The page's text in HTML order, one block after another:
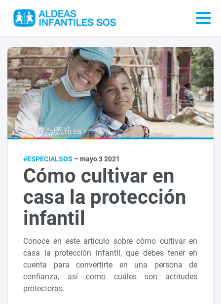
#ESPECIALSOS – mayo 3 2021
Cómo cultivar en
casa la protección
infantil
Conoce en este artículo sobre cómo cultivar en
casa la protección infantil, qué debes tener en
cuenta para convertirte en una persona de
confianza, así como cuáles son actitudes
protectoras.